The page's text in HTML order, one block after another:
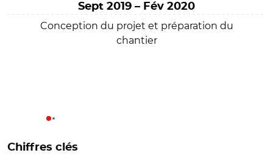
Sept 2019 – Fév 2020
Conception du projet et préparation du
chantier
Chiffres clés